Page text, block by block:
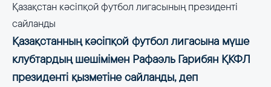
Қазақстан кәсіпқой футбол лигасының президенті
сайланды
Қазақстанның кәсіпқой футбол лигасына мүше
клубтардың шешімімен Рафаэль Гарибян ҚКФЛ
президенті қызметіне сайланды, деп